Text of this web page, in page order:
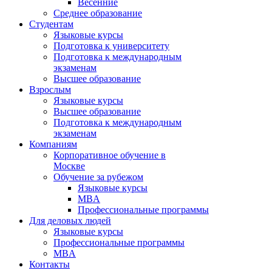
Среднее образование
Студентам
Языковые курсы
Подготовка к университету
Подготовка к международным
экзаменам
Высшее образование
Взрослым
Языковые курсы
Высшее образование
Подготовка к международным
экзаменам
Компаниям
Корпоративное обучение в
Москве
Обучение за рубежом
Языковые курсы
MBA
Профессиональные программы
Для деловых людей
Языковые курсы
Профессиональные программы
MBA
Контакты